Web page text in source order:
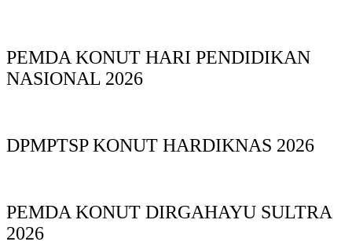
PEMDA KONUT HARI PENDIDIKAN
NASIONAL 2026
DPMPTSP KONUT HARDIKNAS 2026
PEMDA KONUT DIRGAHAYU SULTRA
2026